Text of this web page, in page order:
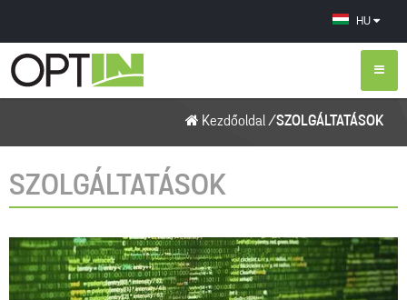
HU
Kezdőoldal/SZOLGÁLTATÁSOK
SZOLGÁLTATÁSOK